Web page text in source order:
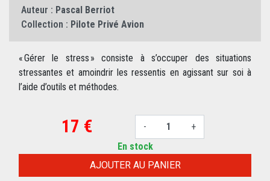
Auteur : Pascal Berriot
Collection : Pilote Privé Avion
« Gérer le stress » consiste à s’occuper des situations
stressantes et amoindrir les ressentis en agissant sur soi à
l’aide d’outils et méthodes.
17 € - +
AJOUTER AU PANIER
En stock